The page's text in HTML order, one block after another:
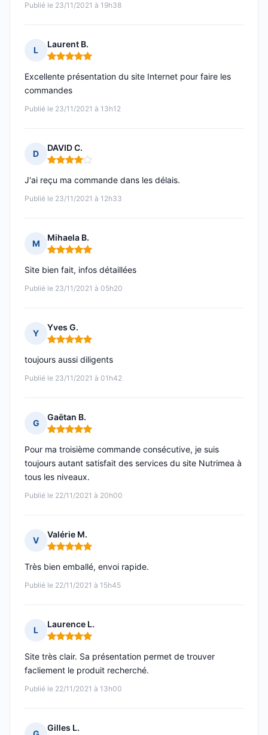
Publié le 23/11/2021 à 19h38
L
Laurent B.
Note : 5 sur 5
Publié le 23/11/2021 à 13h12
Excellente présentation du site Internet pour faire les
commandes
D
DAVID C.
Note : 4 sur 5
Publié le 23/11/2021 à 12h33
J'ai reçu ma commande dans les délais.
M
Mihaela B.
Note : 5 sur 5
Publié le 23/11/2021 à 05h20
Site bien fait, infos détaillées
Y
Yves G.
Note : 5 sur 5
Publié le 23/11/2021 à 01h42
toujours aussi diligents
G
Gaëtan B.
Note : 5 sur 5
Publié le 22/11/2021 à 20h00
Pour ma troisième commande consécutive, je suis
toujours autant satisfait des services du site Nutrimea à
tous les niveaux.
V
Valérie M.
Note : 5 sur 5
Publié le 22/11/2021 à 15h45
Très bien emballé, envoi rapide.
L
Laurence L.
Note : 5 sur 5
Publié le 22/11/2021 à 13h00
Site très clair. Sa présentation permet de trouver
facliement le produit recherché.
Gilles L.